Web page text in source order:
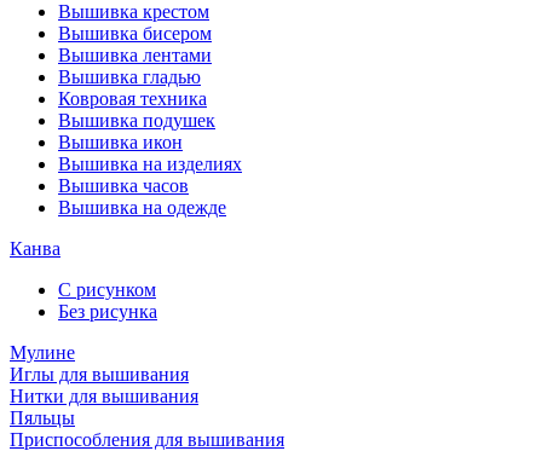
Вышивка крестом
Вышивка бисером
Вышивка лентами
Вышивка гладью
Ковровая техника
Вышивка подушек
Вышивка икон
Вышивка на изделиях
Вышивка часов
Вышивка на одежде
Канва
С рисунком
Без рисунка
Мулине
Иглы для вышивания
Нитки для вышивания
Пяльцы
Приспособления для вышивания